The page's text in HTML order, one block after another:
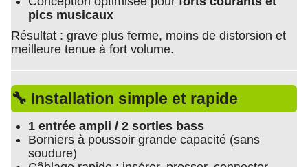
pics musicaux
Résultat : grave plus ferme, moins de distorsion et
meilleure tenue à fort volume.
🔧 Installation simple et rapide
1 entrée ampli / 2 sorties bass
Borniers à poussoir grande capacité (sans
soudure)